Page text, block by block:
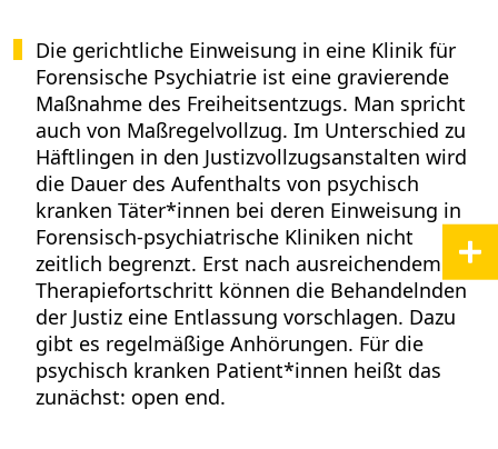
Die gerichtliche Einweisung in eine Klinik für
Forensische Psychiatrie ist eine gravierende
Maßnahme des Freiheitsentzugs. Man spricht
auch von Maßregelvollzug. Im Unterschied zu
Häftlingen in den Justizvollzugsanstalten wird
die Dauer des Aufenthalts von psychisch
kranken Täter*innen bei deren Einweisung in
Forensisch-psychiatrische Kliniken nicht
zeitlich begrenzt. Erst nach ausreichendem
Therapiefortschritt können die Behandelnden
der Justiz eine Entlassung vorschlagen. Dazu
gibt es regelmäßige Anhörungen. Für die
psychisch kranken Patient*innen heißt das
zunächst: open end.